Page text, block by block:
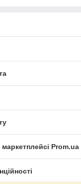
Prom.ua